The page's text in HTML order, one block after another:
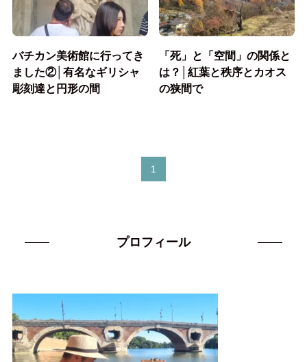
バチカン美術館に行ってき
ました②│有名なギリシャ
彫刻達と円形の間
「死」と「空間」の関係と
は？│紅葉と秩序とカオス
の狭間で
1
プロフィール